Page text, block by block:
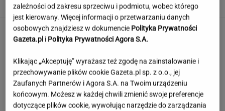
zależności od zakresu sprzeciwu i podmiotu, wobec którego
jest kierowany. Więcej informacji o przetwarzaniu danych
osobowych znajdziesz w dokumencie Polityka Prywatności
Gazeta.pl i Polityka Prywatności Agora S.A.
Klikając „Akceptuję” wyrażasz też zgodę na zainstalowanie i
przechowywanie plików cookie Gazeta.pl sp. z o.o., jej
Zaufanych Partnerów i Agora S.A. na Twoim urządzeniu
końcowym. Możesz w każdej chwili zmienić swoje preferencje
dotyczące plików cookie, wywołując narzędzie do zarządzania